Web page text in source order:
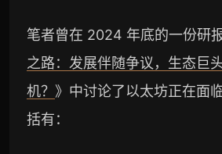
笔者曾在 2024 年底的一份研
之路：发展伴随争议，生态巨
机？ 》中讨论了以太坊正在面
括有：